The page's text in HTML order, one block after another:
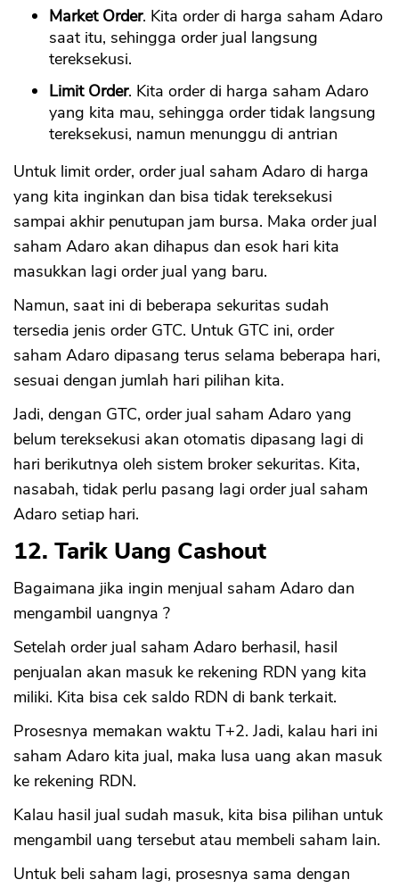
Market Order. Kita order di harga saham Adaro
saat itu, sehingga order jual langsung
tereksekusi.
Limit Order. Kita order di harga saham Adaro
yang kita mau, sehingga order tidak langsung
tereksekusi, namun menunggu di antrian
Untuk limit order, order jual saham Adaro di harga
yang kita inginkan dan bisa tidak tereksekusi
sampai akhir penutupan jam bursa. Maka order jual
saham Adaro akan dihapus dan esok hari kita
masukkan lagi order jual yang baru.
Namun, saat ini di beberapa sekuritas sudah
tersedia jenis order GTC. Untuk GTC ini, order
saham Adaro dipasang terus selama beberapa hari,
sesuai dengan jumlah hari pilihan kita.
Jadi, dengan GTC, order jual saham Adaro yang
belum tereksekusi akan otomatis dipasang lagi di
hari berikutnya oleh sistem broker sekuritas. Kita,
nasabah, tidak perlu pasang lagi order jual saham
Adaro setiap hari.
12. Tarik Uang Cashout
Bagaimana jika ingin menjual saham Adaro dan
mengambil uangnya ?
Setelah order jual saham Adaro berhasil, hasil
penjualan akan masuk ke rekening RDN yang kita
miliki. Kita bisa cek saldo RDN di bank terkait.
Prosesnya memakan waktu T+2. Jadi, kalau hari ini
saham Adaro kita jual, maka lusa uang akan masuk
ke rekening RDN.
Kalau hasil jual sudah masuk, kita bisa pilihan untuk
mengambil uang tersebut atau membeli saham lain.
Untuk beli saham lagi, prosesnya sama dengan